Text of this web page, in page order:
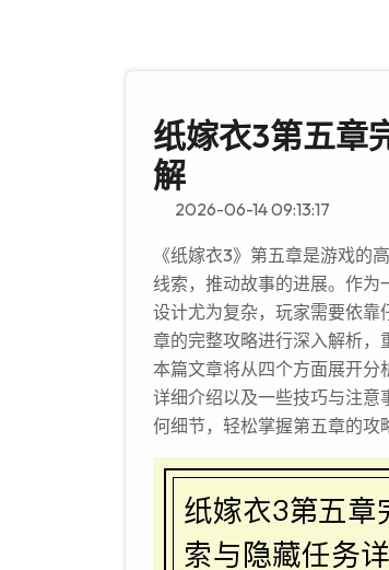
纸嫁衣3第五章
解
2026-06-14 09:13:17
《纸嫁衣3》第五章是游戏的
线索，推动故事的进展。作
设计尤为复杂，玩家需要依靠
章的完整攻略进行深入解析，
本篇文章将从四个方面展开分
详细介绍以及一些技巧与注
何细节，轻松掌握第五章的攻